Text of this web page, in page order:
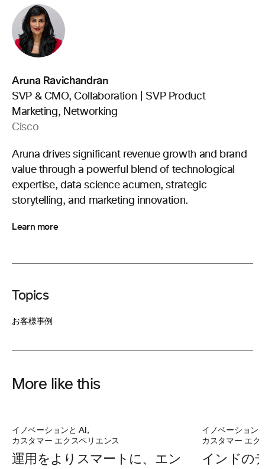
Aruna Ravichandran
SVP & CMO, Collaboration | SVP Product
Marketing, Networking
Cisco
Aruna drives significant revenue growth and brand
value through a powerful blend of technological
expertise, data science acumen, strategic
storytelling, and marketing innovation.
Learn more
Topics
お客様事例
More like this
イノベーションと AI ,
カスタマー エクスペリエンス
運用をよりスマートに、エン
イノベーション
カスタマー エク
インドの